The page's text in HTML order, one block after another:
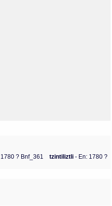
? Bnf_361 tzintiliztli- En: 1780 ?